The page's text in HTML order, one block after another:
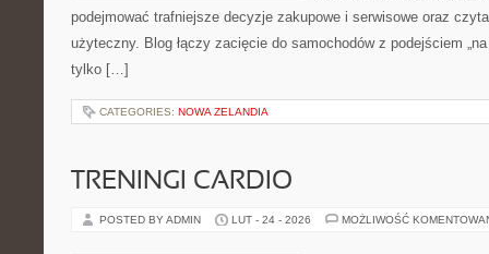
podejmować trafniejsze decyzje zakupowe i serwisowe oraz
użyteczny. Blog łączy zacięcie do samochodów z podejściem
tylko […]
CATEGORIES: NOWA ZELANDIA
TRENINGI CARDIO
POSTED BY ADMIN LUT - 24 - 2026 MOŻLIWOŚĆ